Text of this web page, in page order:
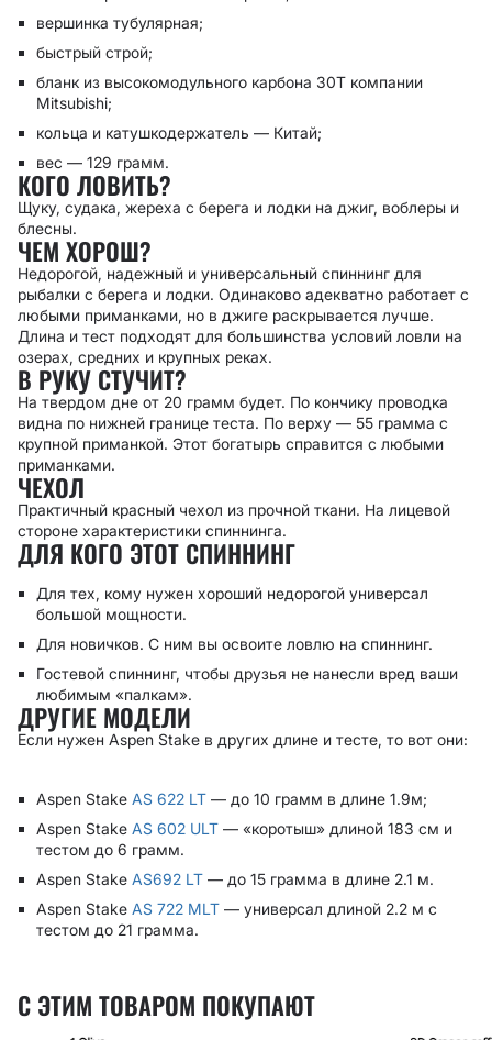
вершинка тубулярная;
быстрый строй;
бланк из высокомодульного карбона 30T компании
Mitsubishi;
кольца и катушкодержатель — Китай;
вес — 129 грамм.
КОГО ЛОВИТЬ?
Щуку, судака, жереха с берега и лодки на джиг, воблеры и
блесны.
ЧЕМ ХОРОШ?
Недорогой, надежный и универсальный спиннинг для
рыбалки с берега и лодки. Одинаково адекватно работает с
любыми приманками, но в джиге раскрывается лучше.
Длина и тест подходят для большинства условий ловли на
озерах, средних и крупных реках.
В РУКУ СТУЧИТ?
На твердом дне от 20 грамм будет. По кончику проводка
видна по нижней границе теста. По верху — 55 грамма с
крупной приманкой. Этот богатырь справится с любыми
приманками.
ЧЕХОЛ
Практичный красный чехол из прочной ткани. На лицевой
стороне характеристики спиннинга.
ДЛЯ КОГО ЭТОТ СПИННИНГ
Для тех, кому нужен хороший недорогой универсал
большой мощности.
Для новичков. С ним вы освоите ловлю на спиннинг.
Гостевой спиннинг, чтобы друзья не нанесли вред ваши
любимым «палкам».
ДРУГИЕ МОДЕЛИ
Если нужен Aspen Stake в других длине и тесте, то вот они:
Aspen Stake AS 622 LT — до 10 грамм в длине 1.9м;
Aspen Stake AS 602 ULT — «коротыш» длиной 183 см и
тестом до 6 грамм.
Aspen Stake AS692 LT — до 15 грамма в длине 2.1 м.
Aspen Stake AS 722 MLT — универсал длиной 2.2 м с
тестом до 21 грамма.
С ЭТИМ ТОВАРОМ ПОКУПАЮТ